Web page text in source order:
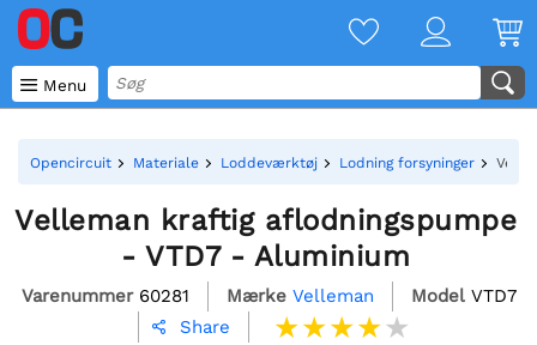
 Menu
Opencircuit Materiale Loddeværktøj Lodning forsyninger
Velleman kraftig aflodningspumpe
- VTD7 - Aluminium
Varenummer 60281 Mærke Velleman Model VTD7
 Share